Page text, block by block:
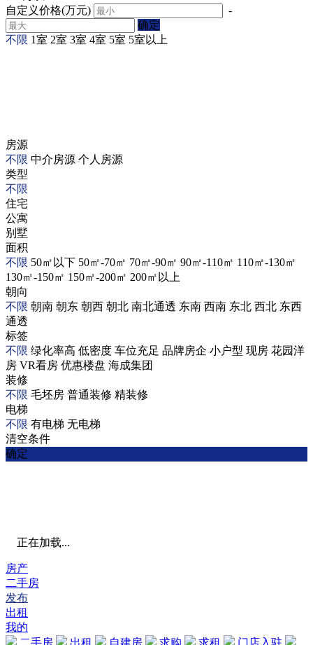
自定义价格(万元)
-
确定
不限 1室 2室 3室 4室 5室 5室以上
房源
不限 中介房源 个人房源
类型
不限
住宅
公寓
别墅
面积
不限 50㎡以下 50㎡-70㎡ 70㎡-90㎡ 90㎡-110㎡ 110㎡-130㎡
130㎡-150㎡ 150㎡-200㎡ 200㎡以上
朝向
不限 朝南 朝东 朝西 朝北 南北通透 东南 西南 东北 西北 东西
通透
标签
不限 绿化率高 低密度 车位充足 品牌房企 小户型 现房 花园洋
房 VR看房 优惠楼盘 海成集团
装修
不限 毛坯房 普通装修 精装修
电梯
不限 有电梯 无电梯
清空条件
确定
正在加载...
房产
二手房
发布
出租
我的
二手房
出租 自建房 求购 求租 门店入驻